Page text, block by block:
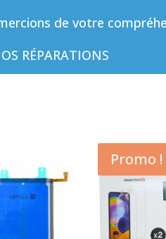
de votre
RÉPARATIONS
Promo !